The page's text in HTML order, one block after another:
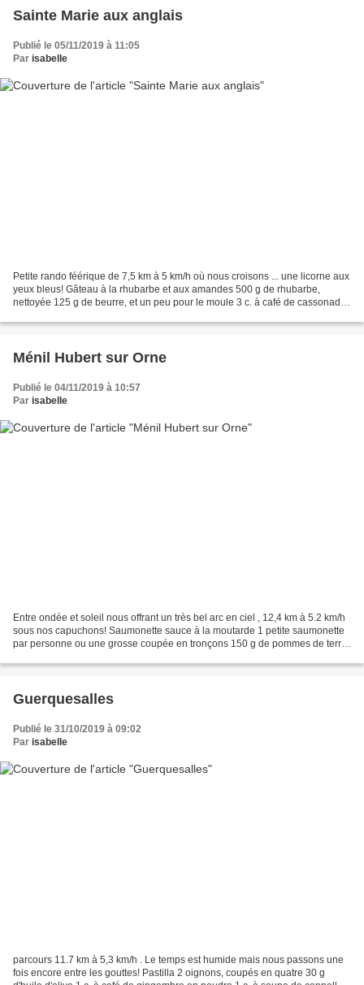
Sainte Marie aux anglais
Publié le 05/11/2019 à 11:05
Par isabelle
Petite rando féérique de 7,5 km à 5 km/h où nous croisons ... une licorne aux
yeux bleus! Gâteau à la rhubarbe et aux amandes 500 g de rhubarbe,
nettoyée 125 g de beurre, et un peu pour le moule 3 c. à café de cassonade
Ménil Hubert sur Orne
Publié le 04/11/2019 à 10:57
Par isabelle
Entre ondée et soleil nous offrant un très bel arc en ciel , 12,4 km à 5.2 km/h
sous nos capuchons! Saumonette sauce à la moutarde 1 petite saumonette
par personne ou une grosse coupée en tronçons 150 g de pommes de terre
Guerquesalles
Publié le 31/10/2019 à 09:02
Par isabelle
parcours 11.7 km à 5,3 km/h . Le temps est humide mais nous passons une
fois encore entre les gouttes! Pastilla 2 oignons, coupés en quatre 30 g